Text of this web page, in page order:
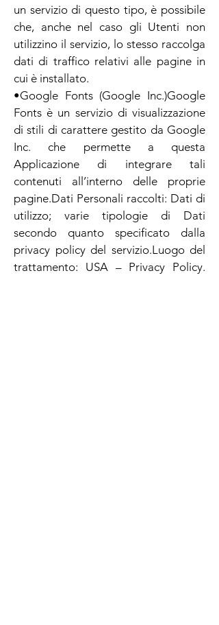
un servizio di questo tipo, è possibile
che, anche nel caso gli Utenti non
utilizzino il servizio, lo stesso raccolga
dati di traffico relativi alle pagine in
cui è installato.
•Google Fonts (Google Inc.)Google
Fonts è un servizio di visualizzazione
di stili di carattere gestito da Google
Inc. che permette a questa
Applicazione di integrare tali
contenuti all’interno delle proprie
pagine.Dati Personali raccolti: Dati di
utilizzo; varie tipologie di Dati
secondo quanto specificato dalla
privacy policy del servizio.Luogo del
trattamento: USA – Privacy Policy.